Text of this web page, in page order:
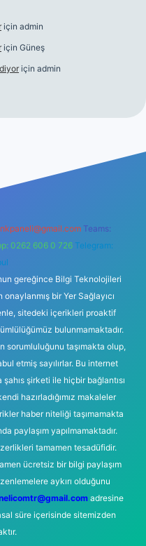
için admin
için Güneş
için admin
Teams:
0262 606 0 726 Telegram:
gereğince Bilgi Teknolojileri
bir Yer Sağlayıcı
sitedeki içerikleri proaktif
bulunmamaktadır.
sorumluluğunu taşımakta olup,
etmiş sayılırlar. Bu internet
şirketi ile hiçbir bağlantısı
hazırladığımız makaleler
haber niteliği taşımamakta
paylaşım yapılmamaktadır.
tamamen tesadüfidir.
ücretsiz bir bilgi paylaşım
aykırı olduğunu
adresine
süre içerisinde sitemizden